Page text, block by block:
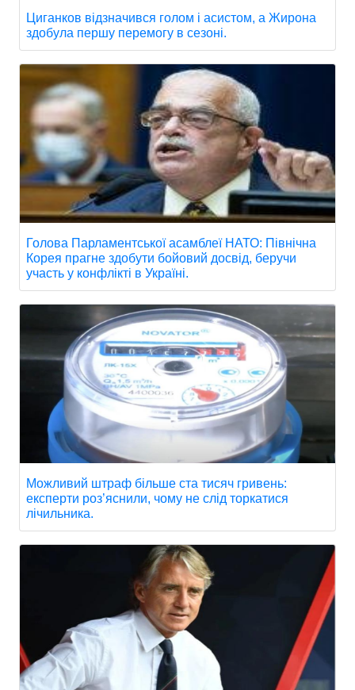
Циганков відзначився голом і асистом, а Жирона
здобула першу перемогу в сезоні.
Голова Парламентської асамблеї НАТО: Північна
Корея прагне здобути бойовий досвід, беручи
участь у конфлікті в Україні.
Можливий штраф більше ста тисяч гривень:
експерти роз’яснили, чому не слід торкатися
лічильника.